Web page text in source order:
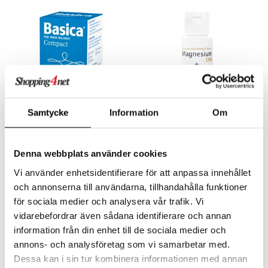
Samtycke Information Om
Denna webbplats använder cookies
Vi använder enhetsidentifierare för att anpassa innehållet
och annonserna till användarna, tillhandahålla funktioner
för sociala medier och analysera vår trafik. Vi
vidarebefordrar även sådana identifierare och annan
information från din enhet till de sociala medier och
annons- och analysföretag som vi samarbetar med.
Dessa kan i sin tur kombinera informationen med annan
Basica Compact
BIOSAN
24,01 €
HELHETSHÄLSA
12,96 €
uutuus